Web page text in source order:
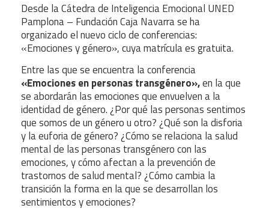
Desde la Cátedra de Inteligencia Emocional UNED
Pamplona – Fundación Caja Navarra se ha
organizado el nuevo ciclo de conferencias:
«Emociones y género», cuya matrícula es gratuita.
Entre las que se encuentra la conferencia
«Emociones en personas transgénero»,en la que
se abordarán las emociones que envuelven a la
identidad de género. ¿Por qué las personas sentimos
que somos de un género u otro? ¿Qué son la disforia
y la euforia de género? ¿Cómo se relaciona la salud
mental de las personas transgénero con las
emociones, y cómo afectan a la prevención de
trastornos de salud mental? ¿Cómo cambia la
transición la forma en la que se desarrollan los
sentimientos y emociones?